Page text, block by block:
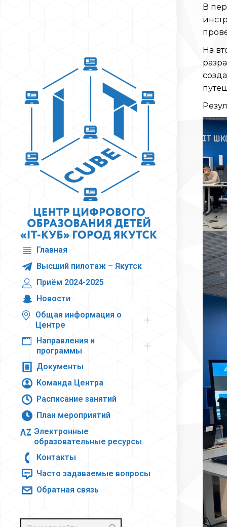
Главная
Высший пилотаж – Якутск
Приём 2024-2025
Новости
Общая информация о
Центре
Направления и
программы
Документы
Команда Центра
Расписание занятий
План мероприятий
Электронные
образовательные ресурсы
Контакты
Часто задаваемые вопросы
Обратная связь
Поиск:
В
На